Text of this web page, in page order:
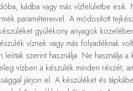
kádba vagy más vízfelületbe
paramétereivel. A módosított
gyúlékony anyagok
víznek vagy más folyadéknak
szerint használja. Ne használja
vízben a készülék minden részét,
járjon el. A készüléket és